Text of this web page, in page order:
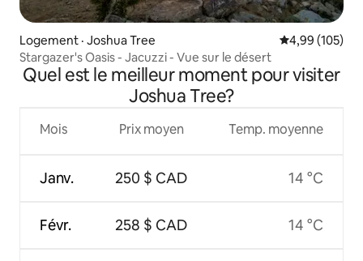
Logement · Joshua Tree Note
4,99 (105)
Stargazer's Oasis - Jacuzzi - Vue sur le désert
Quel est le meilleur moment pour visiter
Joshua Tree?
Mois
Janv.
Févr.
Prix moyen
250 $ CAD
258 $ CAD
Temp. moyenne
14 °C
14 °C